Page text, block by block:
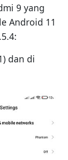
9 yang
Android 11
dan di